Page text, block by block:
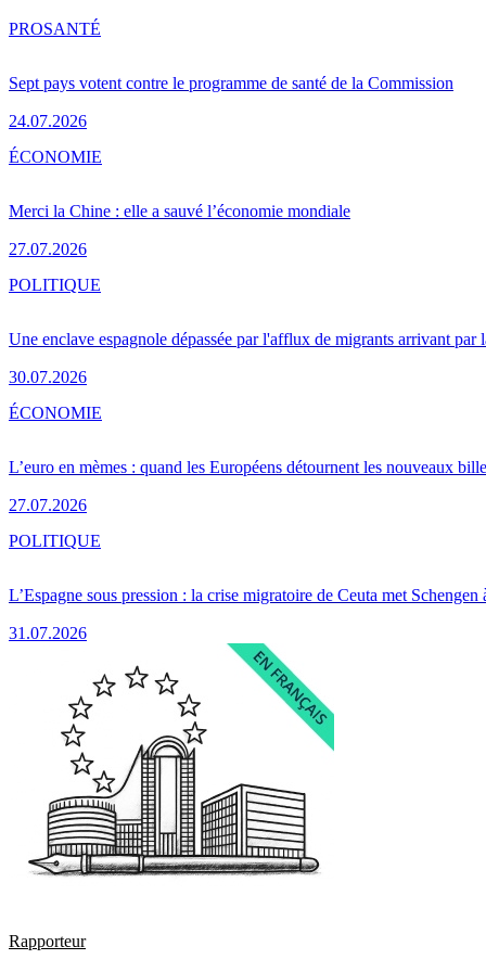
Sept pays votent contre le programme de santé de la Commission
24.07.2026
PROSANTÉ
Merci la Chine : elle a sauvé l’économie mondiale
27.07.2026
ÉCONOMIE
Une enclave espagnole dépassée par l'afflux de migrants arrivant par
30.07.2026
POLITIQUE
L’euro en mèmes : quand les Européens détournent les nouveaux
27.07.2026
ÉCONOMIE
L’Espagne sous pression : la crise migratoire de Ceuta met Schengen
31.07.2026
POLITIQUE
Rapporteur